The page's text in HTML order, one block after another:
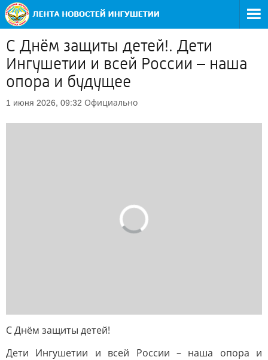
С Днём защиты детей!. Дети
Ингушетии и всей России – наша
опора и будущее
1 июня 2026, 09:32 Официально
С Днём защиты детей!
Дети Ингушетии и всей России – наша опора и